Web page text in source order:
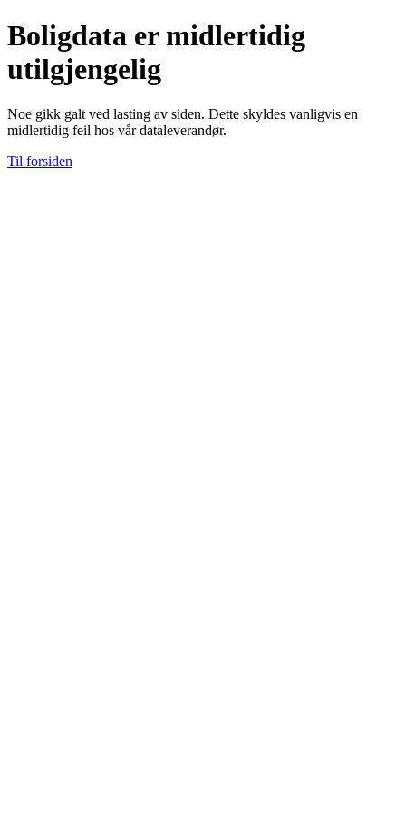
Boligdata er midlertidig
utilgjengelig
Noe gikk galt ved lasting av siden. Dette skyldes vanligvis en
midlertidig feil hos vår dataleverandør.
Til forsiden